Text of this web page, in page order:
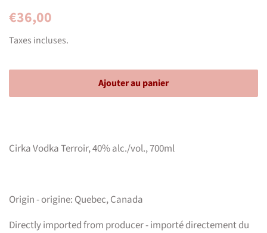
Prix
€36,00
Taxes incluses.
Ajouter au panier
Cirka Vodka Terroir, 40% alc./vol., 700ml
Origin - origine: Quebec, Canada
Directly imported from producer - importé directement du